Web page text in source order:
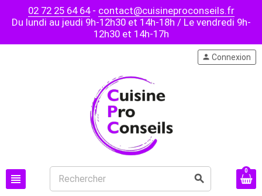
02 72 25 64 64- contact@cuisineproconseils.fr
Du lundi au jeudi 9h-12h30 et 14h-18h / Le vendredi 9h-
12h30 et 14h-17h
view_headline search
person Connexion
0